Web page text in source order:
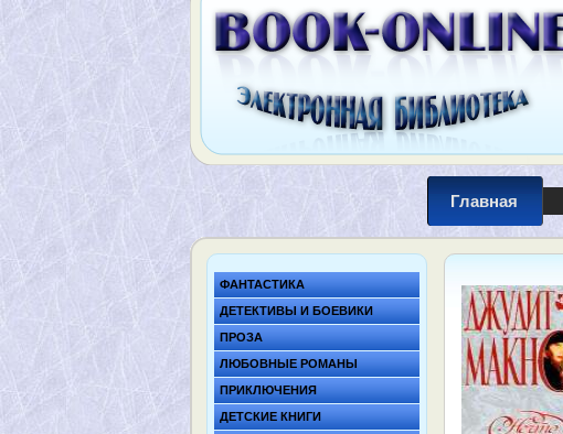
Главная
ФАНТАСТИКА
ДЕТЕКТИВЫ И БОЕВИКИ
ПРОЗА
ЛЮБОВНЫЕ РОМАНЫ
ПРИКЛЮЧЕНИЯ
ДЕТСКИЕ КНИГИ